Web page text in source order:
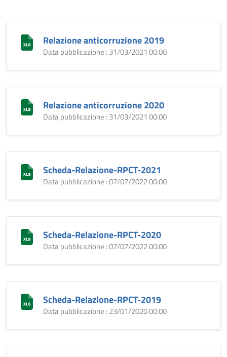
Relazione anticorruzione 2019
Data pubblicazione : 31/03/2021 00:00
Relazione anticorruzione 2020
Data pubblicazione : 31/03/2021 00:00
Scheda-Relazione-RPCT-2021
Data pubblicazione : 07/07/2022 00:00
Scheda-Relazione-RPCT-2020
Data pubblicazione : 07/07/2022 00:00
Scheda-Relazione-RPCT-2019
Data pubblicazione : 23/01/2020 00:00